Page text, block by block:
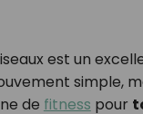
est un
simple,
de fitness pour